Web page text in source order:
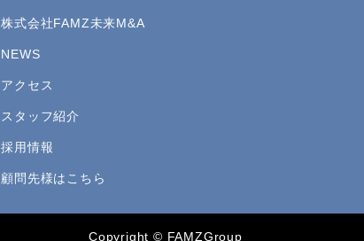
株式会社FAMZ未来M&A
NEWS
アクセス
スタッフ紹介
採用情報
顧問先様はこちら
Copyright © FAMZGroup